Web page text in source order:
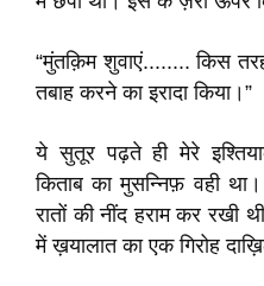
“मुंतक़िम शुवाएं........ किस
तबाह करने का इरादा किया।”
ये सुतूर पढ़ते ही मेरे
किताब का मुसन्निफ़ वही
रातों की नींद हराम कर रखी
में ख़यालात का एक गिरोह